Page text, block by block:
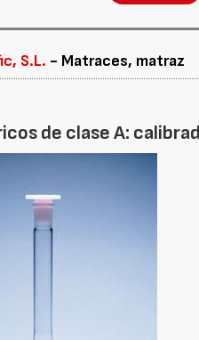
S.L. - Matraces, matraz
de clase A: